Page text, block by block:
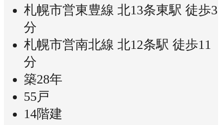
札幌市営東豊線 北13条東駅 徒歩3
分
札幌市営南北線 北12条駅 徒歩11
分
築28年
55戸
14階建